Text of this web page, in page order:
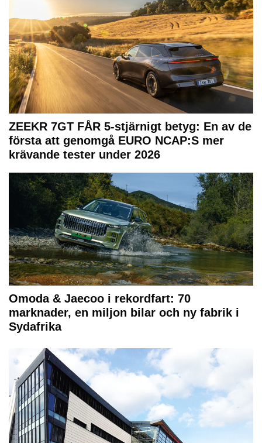
ZEEKR 7GT FÅR 5-stjärnigt betyg: En av de
första att genomgå EURO NCAP:S mer
krävande tester under 2026
Omoda & Jaecoo i rekordfart: 70
marknader, en miljon bilar och ny fabrik i
Sydafrika